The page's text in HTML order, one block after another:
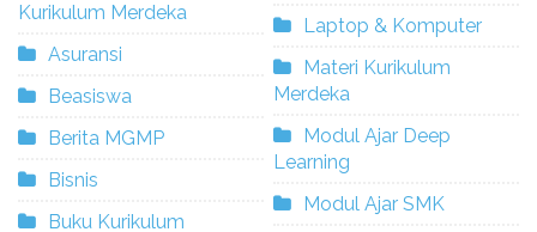
Kurikulum Merdeka
Asuransi
Beasiswa
Berita MGMP
Bisnis
Buku Kurikulum
Laptop & Komputer
Materi Kurikulum
Merdeka
Modul Ajar Deep
Learning
Modul Ajar SMK